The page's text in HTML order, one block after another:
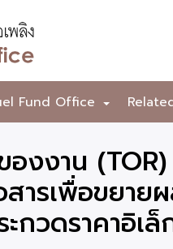
+
Fund Office
งงาน
สารเพื่อขยา
ะกวดราคาอิ